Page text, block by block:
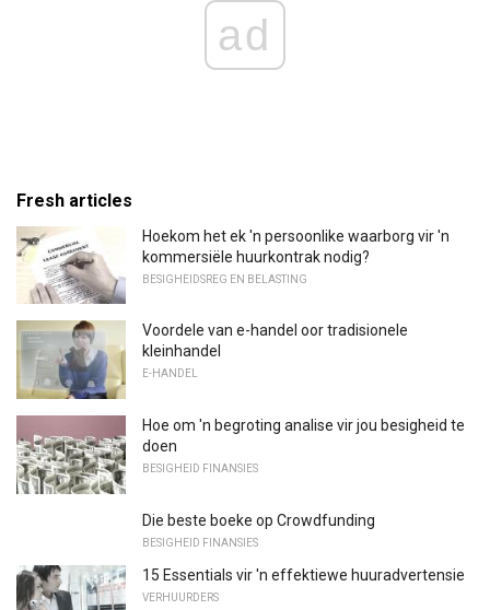
ad
Fresh articles
Hoekom het ek 'n persoonlike waarborg vir 'n
kommersiële huurkontrak nodig?
BESIGHEIDSREG EN BELASTING
Voordele van e-handel oor tradisionele
kleinhandel
E-HANDEL
Hoe om 'n begroting analise vir jou besigheid te
doen
BESIGHEID FINANSIES
Die beste boeke op Crowdfunding
BESIGHEID FINANSIES
15 Essentials vir 'n effektiewe huuradvertensie
VERHUURDERS